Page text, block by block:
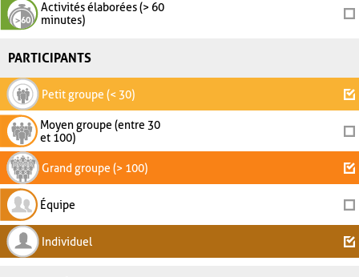
Activités élaborées (> 60
minutes)
PARTICIPANTS
Petit groupe (< 30)
Moyen groupe (entre 30
et 100)
Grand groupe (> 100)
Équipe
Individuel